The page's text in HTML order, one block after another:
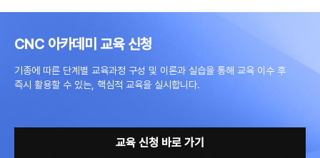
CNC 아카데미 교육 신청
기종에 따른 단계별 교육과정 구성 및 이론과 실습을 통해 교육 이수 후
즉시 활용할 수 있는, 핵심적 교육을 실시합니다.
교육 신청 바로 가기